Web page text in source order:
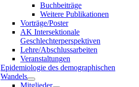
Buchbeiträge
Weitere Publikationen
Vorträge/Poster
AK Intersektionale
Geschlechterperspektiven
Lehre/Abschlussarbeiten
Veranstaltungen
Epidemiologie des demographischen
Wandels
Mitglieder